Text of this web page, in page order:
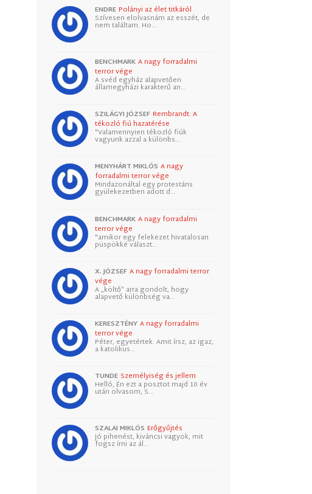
ENDRE Polányi az élet titkáról
Szívesen elolvasnám az esszét, de
nem találtam. Ho…
BENCHMARK A nagy forradalmi
terror vége
A svéd egyház alapvetően
államegyházi karakterű an…
SZILÁGYI JÓZSEF Rembrandt: A
tékozló fiú hazatérése
"Valamennyien tékozló fiúk
vagyunk azzal a különbs…
MENYHÁRT MIKLÓS A nagy
forradalmi terror vége
Mindazonáltal egy protestáns
gyülekezetben adott d…
BENCHMARK A nagy forradalmi
terror vége
"amikor egy felekezet hivatalosan
püspökké választ…
X. JÓZSEF A nagy forradalmi terror
vége
A „költő” arra gondolt, hogy
alapvető különbség va…
KERESZTÉNY A nagy forradalmi
terror vége
Péter, egyetértek. Amit írsz, az igaz,
a katolikus…
TUNDE Személyiség és jellem
Helló, Én ezt a posztot majd 10 év
után olvasom, S…
SZALAI MIKLÓS Erőgyűjtés
Jó pihenést, kiváncsi vagyok, mit
fogsz írni az ál…